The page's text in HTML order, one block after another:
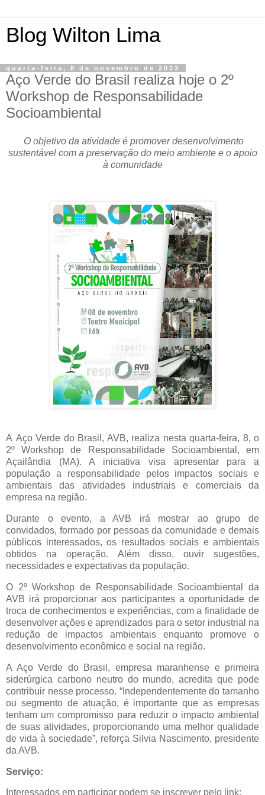
Blog Wilton Lima
quarta-feira, 8 de novembro de 2023
Aço Verde do Brasil realiza hoje o 2º
Workshop de Responsabilidade
Socioambiental
O objetivo da atividade é promover desenvolvimento
sustentável com a preservação do meio ambiente e o apoio
à comunidade
A Aço Verde do Brasil, AVB, realiza nesta quarta-feira, 8, o
2º Workshop de Responsabilidade Socioambiental, em
Açailândia (MA). A iniciativa visa apresentar para a
população a responsabilidade pelos impactos sociais e
ambientais das atividades industriais e comerciais da
empresa na região.
Durante o evento, a AVB irá mostrar ao grupo de
convidados, formado por pessoas da comunidade e demais
públicos interessados, os resultados sociais e ambientais
obtidos na operação. Além disso, ouvir sugestões,
necessidades e expectativas da população.
O 2º Workshop de Responsabilidade Socioambiental da
AVB irá proporcionar aos participantes a oportunidade de
troca de conhecimentos e experiências, com a finalidade de
desenvolver ações e aprendizados para o setor industrial na
redução de impactos ambientais enquanto promove o
desenvolvimento econômico e social na região.
A Aço Verde do Brasil, empresa maranhense e primeira
siderúrgica carbono neutro do mundo, acredita que pode
contribuir nesse processo. “Independentemente do tamanho
ou segmento de atuação, é importante que as empresas
tenham um compromisso para reduzir o impacto ambiental
de suas atividades, proporcionando uma melhor qualidade
de vida à sociedade”, reforça Silvia Nascimento, presidente
da AVB.
Serviço:
Interessados em participar podem se inscrever pelo link: